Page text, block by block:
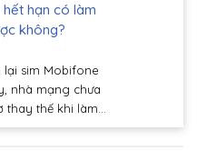
hạn có làm
không?
lại sim Mobifone
nhà mạng chưa
thay thế khi làm...